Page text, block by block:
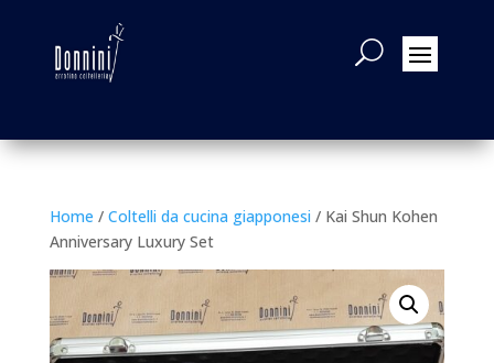
Home / Coltelli da cucina giapponesi / Kai Shun Kohen
Anniversary Luxury Set